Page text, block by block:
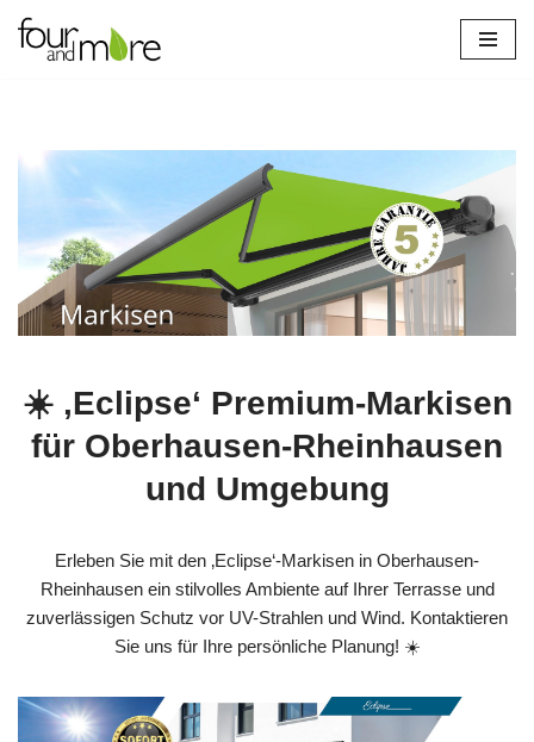
Zum
☀️ ‚Eclipse‘ Premium-Markisen
für Oberhausen-Rheinhausen
und Umgebung
Erleben Sie mit den ‚Eclipse‘-Markisen in Oberhausen-
Rheinhausen ein stilvolles Ambiente auf Ihrer Terrasse und
zuverlässigen Schutz vor UV-Strahlen und Wind. Kontaktieren
Sie uns für Ihre persönliche Planung! ☀️